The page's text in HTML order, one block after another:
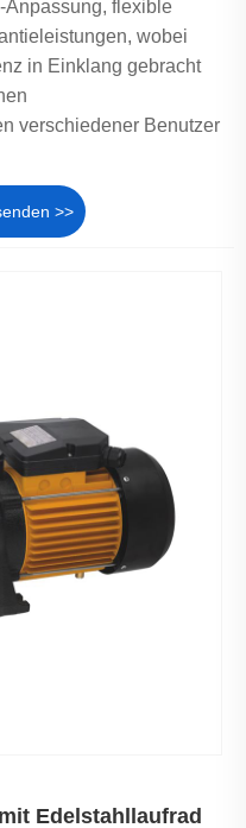
Anpassung, flexible
wobei
in Einklang gebracht
verschiedener Benutzer
>>
Edelstahllaufrad